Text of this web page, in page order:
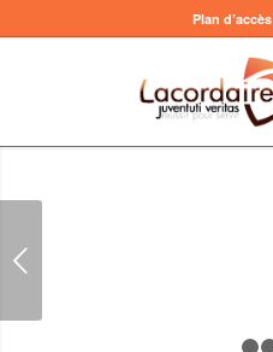
Plan d’accès